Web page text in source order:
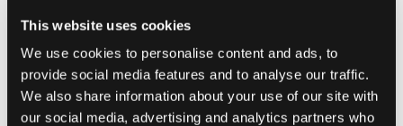
This website uses cookies
We use cookies to personalise content and ads, to
provide social media features and to analyse our traffic.
We also share information about your use of our site with
our social media, advertising and analytics partners who
w bankowości cyfrowej, banki muszą inwestować
to wdrażanie solidnych platform analizy danych,
zatrudnianie naukowców i analityków danych oraz
zapewnianie ciągłego szkolenia i wsparcia dla